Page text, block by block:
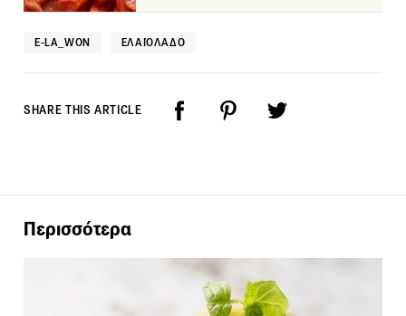
E-LA_WON ΕΛΑΙΌΛΑΔΟ
SHARE THIS ARTICLE
Περισσότερα